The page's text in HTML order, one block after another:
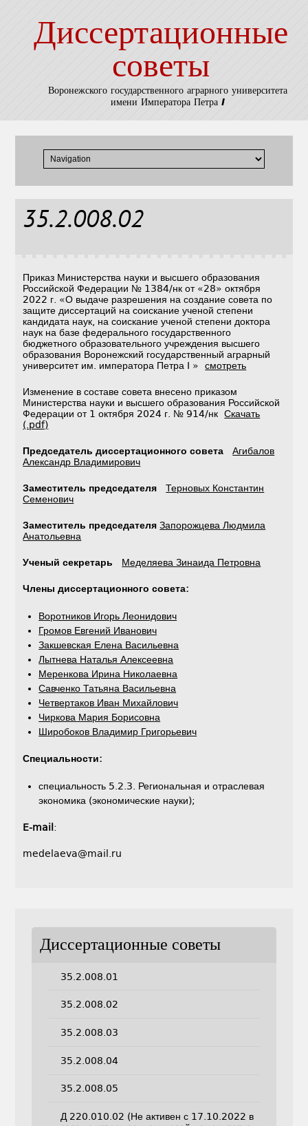
Диссертационные
советы
Воронежского государственного аграрного университета
имени Императора Петра I
35.2.008.02
Приказ Министерства науки и высшего образования
Российской Федерации № 1384/нк от «28» октября
2022 г. «О выдаче разрешения на создание совета по
защите диссертаций на соискание ученой степени
кандидата наук, на соискание ученой степени доктора
наук на базе федерального государственного
бюджетного образовательного учреждения высшего
образования Воронежский государственный аграрный
университет им. императора Петра I »смотреть
Изменение в составе совета внесено приказом
Министерства науки и высшего образования Российской
Федерации от 1 октября 2024 г. № 914/нкСкачать
(.pdf)
Председатель диссертационного совета
Агибалов
Александр Владимирович
Заместитель председателя
Терновых Константин
Семенович
Заместитель председателя Запорожцева Людмила
Анатольевна
Ученый секретарь Меделяева Зинаида Петровна
Члены диссертационного совета:
Воротников Игорь Леонидович
Громов Евгений Иванович
Закшевская Елена Васильевна
Лытнева Наталья Алексеевна
Меренкова Ирина Николаевна
Савченко Татьяна Васильевна
Четвертаков Иван Михайлович
Чиркова Мария Борисовна
Широбоков Владимир Григорьевич
Специальности:
специальность 5.2.3. Региональная и отраслевая
экономика (экономические науки);
E-mail :
medelaeva@mail.ru
Диссертационные советы
35.2.008.01
35.2.008.02
35.2.008.03
35.2.008.04
35.2.008.05
Д 220.010.02 (Не активен с 17.10.2022 в